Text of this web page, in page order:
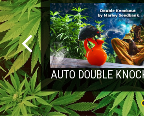
AUTO DOUBLE